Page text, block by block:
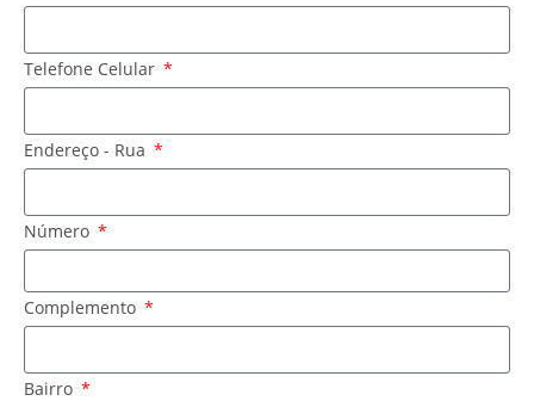
Telefone Celular
Endereço - Rua
Número
Complemento
Bairro